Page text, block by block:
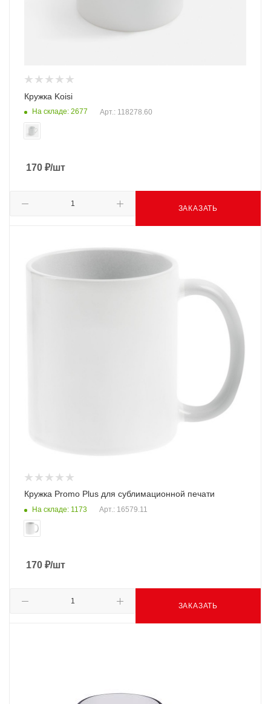
Кружка Koisi
На складе: 2677 Арт.: 118278.60
170 ₽/шт
ЗАКАЗАТЬ
Кружка Promo Plus для сублимационной печати
На складе: 1173 Арт.: 16579.11
170 ₽/шт
ЗАКАЗАТЬ